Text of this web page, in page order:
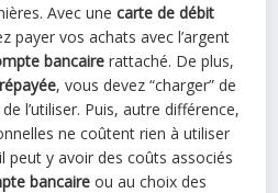
Avec unecarte de débit
payer vos achats avec l’argent
bancaire rattaché. De plus,
, vous devez “charger” de
l’utiliser. Puis, autre différence,
ne coûtent rien à utiliser
peut y avoir des coûts associés
bancaire ou au choix des